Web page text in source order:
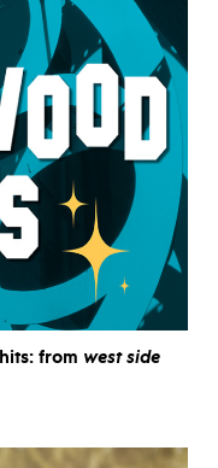
from west side